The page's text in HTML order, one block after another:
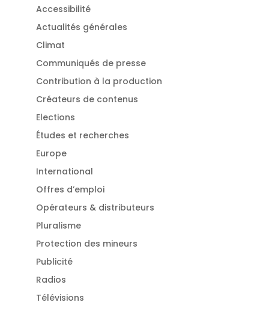
Accessibilité
Actualités générales
Climat
Communiqués de presse
Contribution à la production
Créateurs de contenus
Elections
Études et recherches
Europe
International
Offres d’emploi
Opérateurs & distributeurs
Pluralisme
Protection des mineurs
Publicité
Radios
Télévisions